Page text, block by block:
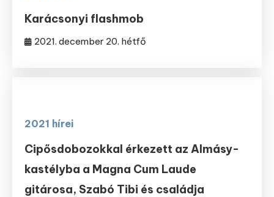
Karácsonyi flashmob
2021. december 20. hétfő
2021 hírei
Cipősdobozokkal érkezett az Almásy-
kastélyba a Magna Cum Laude
gitárosa, Szabó Tibi és családja